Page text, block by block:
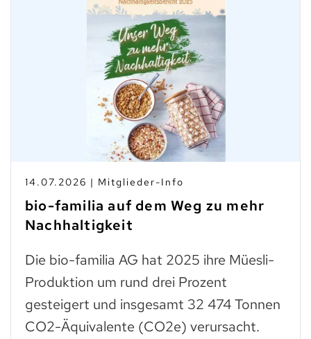
14.07.2026 | Mitglieder-Info
bio-familia auf dem Weg zu mehr
Nachhaltigkeit
Die bio-familia AG hat 2025 ihre Müesli-
Produktion um rund drei Prozent
gesteigert und insgesamt 32 474 Tonnen
CO2-Äquivalente (CO2e) verursacht.